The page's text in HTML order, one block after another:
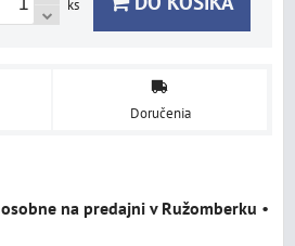
ks
Doručenia
osobne na predajni v Ružomberku •